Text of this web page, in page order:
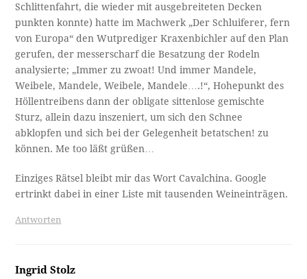
Schlittenfahrt, die wieder mit ausgebreiteten Decken
punkten konnte) hatte im Machwerk „Der Schluiferer, fern
von Europa“ den Wutprediger Kraxenbichler auf den Plan
gerufen, der messerscharf die Besatzung der Rodeln
analysierte; „Immer zu zwoat! Und immer Mandele,
Weibele, Mandele, Weibele, Mandele….!“, Hohepunkt des
Höllentreibens dann der obligate sittenlose gemischte
Sturz, allein dazu inszeniert, um sich den Schnee
abklopfen und sich bei der Gelegenheit betatschen! zu
können. Me too läßt grüßen…
Einziges Rätsel bleibt mir das Wort Cavalchina. Google
ertrinkt dabei in einer Liste mit tausenden Weineinträgen.
Antworten
Ingrid Stolz